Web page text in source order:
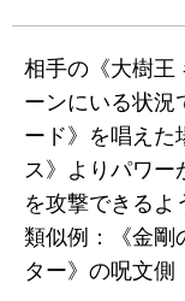
相手の《大樹王
ーンにいる状況
ード》を唱えた
ス》よりパワー
を攻撃できるよ
類似例：《金剛
ター》の呪文側